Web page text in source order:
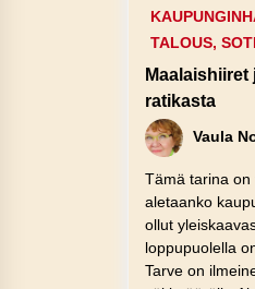
TALOUS,
ratikasta
Vaula
Tämä tarina on
aletaanko
ollut
loppupuolella
Tarve on